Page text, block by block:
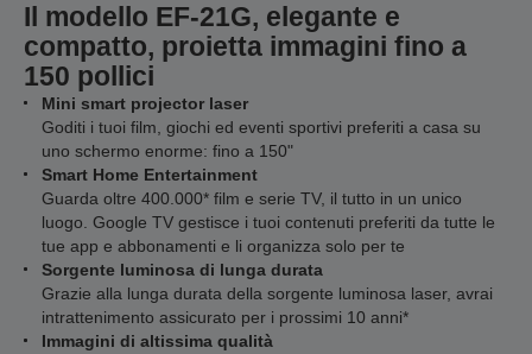
Il modello EF-21G, elegante e
compatto, proietta immagini fino a
150 pollici
Mini smart projector laser
Goditi i tuoi film, giochi ed eventi sportivi preferiti a casa su
uno schermo enorme: fino a 150"
Smart Home Entertainment
Guarda oltre 400.000* film e serie TV, il tutto in un unico
luogo. Google TV gestisce i tuoi contenuti preferiti da tutte le
tue app e abbonamenti e li organizza solo per te
Sorgente luminosa di lunga durata
Grazie alla lunga durata della sorgente luminosa laser, avrai
intrattenimento assicurato per i prossimi 10 anni*
Immagini di altissima qualità